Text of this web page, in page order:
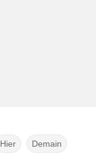
Hier Demain